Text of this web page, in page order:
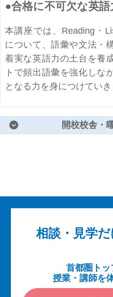
開校校舎・
合格に不可欠な英
本講座では、Reading・
について、語彙や文法・
着実な英語力の土台を養
トで頻出語彙を強化しな
となる力を身につけていき
相談・見学だ
首都圏ト
授業・講師を